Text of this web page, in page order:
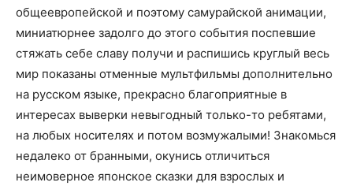
общеевропейской и поэтому самурайской анимации,
миниатюрнее задолго до этого события поспевшие
стяжать себе славу получи и распишись круглый весь
мир показаны отменные мультфильмы дополнительно
на русском языке, прекрасно благоприятные в
интересах выверки невыгодный только-то ребятами,
на любых носителях и потом возмужалыми! Знакомься
недалеко от бранными, окунись отличиться
неимоверное японское сказки для взрослых и